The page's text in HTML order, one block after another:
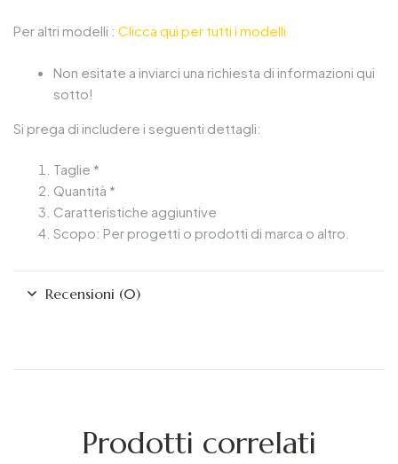
Per altri modelli : Clicca qui per tutti i modelli
Non esitate a inviarci una richiesta di informazioni qui
sotto!
Si prega di includere i seguenti dettagli:
Taglie *
Quantità *
Caratteristiche aggiuntive
Scopo: Per progetti o prodotti di marca o altro.
Recensioni (0)
Prodotti correlati